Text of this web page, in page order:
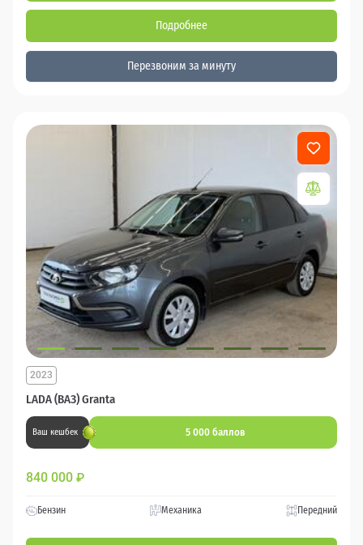
Подробнее
Перезвоним за минуту
LADA (ВАЗ) Granta
2023
Ваш кешбек 5 000 баллов
840 000 ₽
Бензин Механика Передний